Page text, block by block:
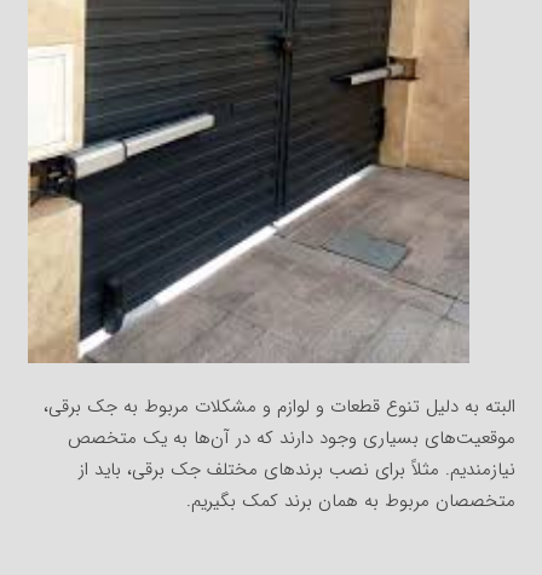
البته به دلیل تنوع قطعات و لوازم و مشکلات مربوط به جک برقی،
موقعیت‌های بسیاری وجود دارند که در آن‌ها به یک متخصص
نیازمندیم. مثلاً برای نصب برندهای مختلف جک برقی، باید از
متخصصان مربوط به همان برند کمک بگیریم.